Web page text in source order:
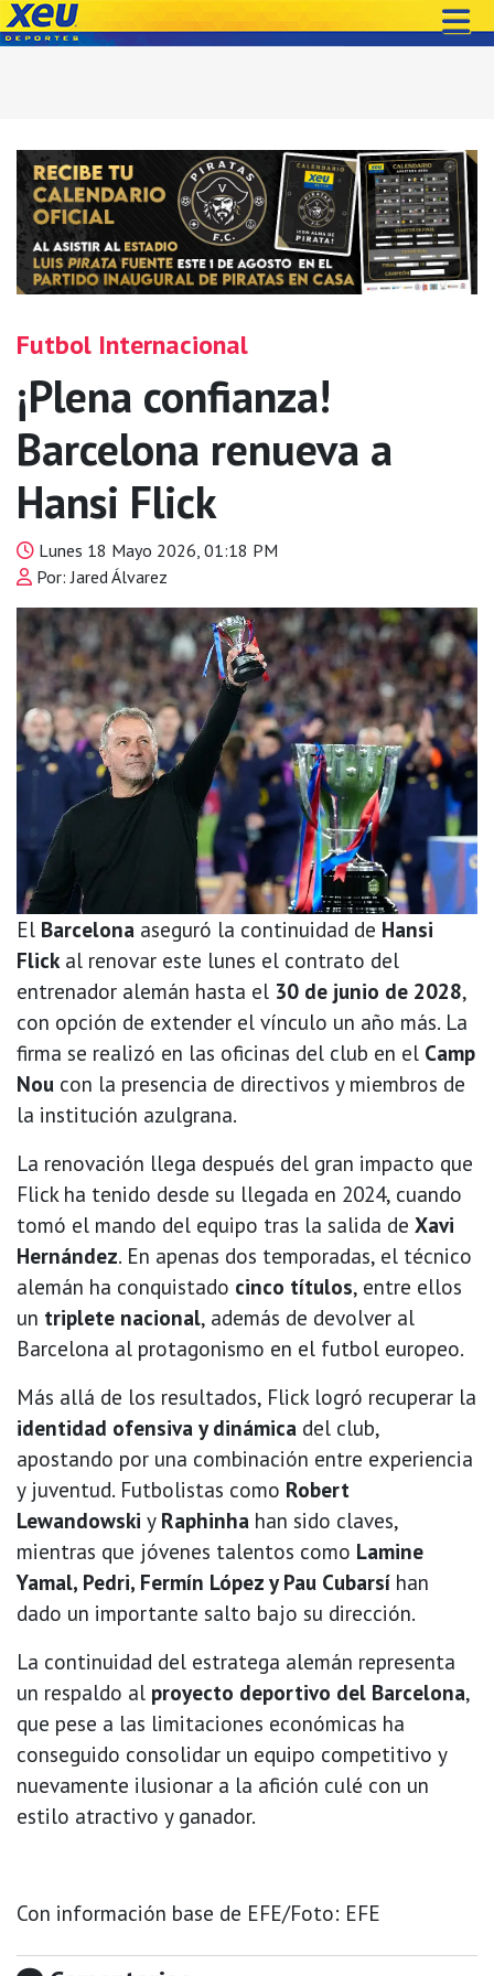
Futbol Internacional
¡Plena confianza!
Barcelona renueva a
Hansi Flick
Lunes 18 Mayo 2026, 01:18 PM
Por: Jared Álvarez
El Barcelona aseguró la continuidad de Hansi
Flickal renovar este lunes el contrato del
entrenador alemán hasta el 30 de junio de 2028,
con opción de extender el vínculo un año más. La
firma se realizó en las oficinas del club en el Camp
Nou con la presencia de directivos y miembros de
la institución azulgrana.
La renovación llega después del gran impacto que
Flick ha tenido desde su llegada en 2024, cuando
tomó el mando del equipo tras la salida de Xavi
Hernández. En apenas dos temporadas, el técnico
alemán ha conquistado cinco títulos, entre ellos
un triplete nacional, además de devolver al
Barcelona al protagonismo en el futbol europeo.
Más allá de los resultados, Flick logró recuperar la
identidad ofensiva y dinámica del club,
apostando por una combinación entre experiencia
y juventud. Futbolistas como Robert
Lewandowski y Raphinha han sido claves,
mientras que jóvenes talentos como Lamine
Yamal, Pedri, Fermín López y Pau Cubarsí han
dado un importante salto bajo su dirección.
La continuidad del estratega alemán representa
un respaldo al proyecto deportivo del Barcelona,
que pese a las limitaciones económicas ha
conseguido consolidar un equipo competitivo y
nuevamente ilusionar a la afición culé con un
estilo atractivo y ganador.
Con información base de EFE/Foto: EFE